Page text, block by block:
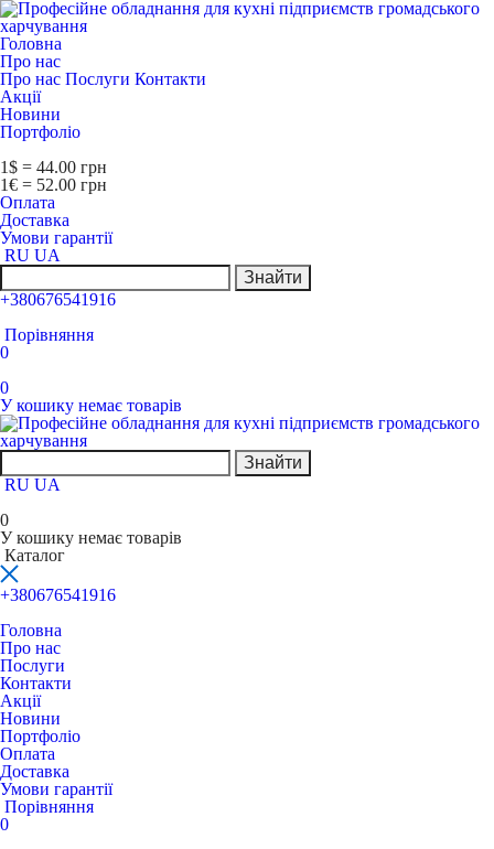
Головна
Про нас
Про нас Послуги Контакти
Акції
Новини
Портфоліо
1$ = 44.00 грн
1€ = 52.00 грн
Оплата
Доставка
Умови гарантії
RU UA
Знайти
+380676541916
Порівняння
0
0
У кошику немає товарів
Знайти
RU UA
0
У кошику немає товарів
Каталог
+380676541916
Головна
Про нас
Послуги
Контакти
Акції
Новини
Портфоліо
Оплата
Доставка
Умови гарантії
Порівняння
0